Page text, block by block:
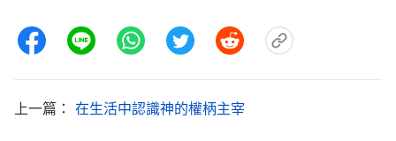
醒來的第一件事就是想問問我關于全能神教會的事
急，只有迫切地 禱告 神：「神哪，我没學過意大利
上一篇： 在生活中認識神的權柄主宰